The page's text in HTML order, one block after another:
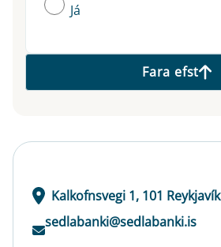
Já
Fara efst
Kalkofnsvegi 1, 101 Reykjavík
sedlabanki@sedlabanki.is